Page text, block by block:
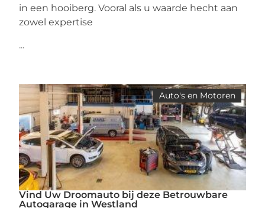
in een hooiberg. Vooral als u waarde hecht aan
zowel expertise
...
Auto's en Motoren
Vind Uw Droomauto bij deze Betrouwbare
Autogarage in Westland